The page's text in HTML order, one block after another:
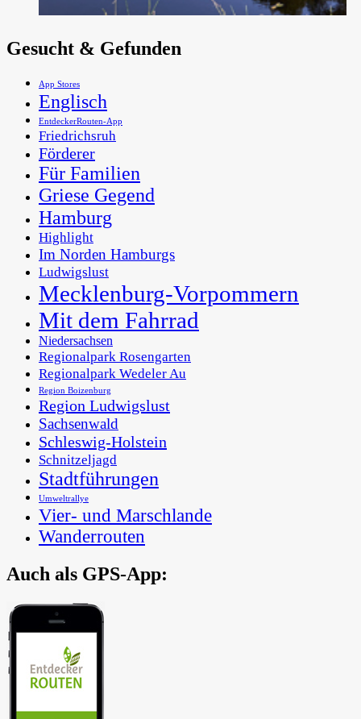
Gesucht & Gefunden
App Stores
Englisch
EntdeckerRouten-App
Friedrichsruh
Förderer
Für Familien
Griese Gegend
Hamburg
Highlight
Im Norden Hamburgs
Ludwigslust
Mecklenburg-Vorpommern
Mit dem Fahrrad
Niedersachsen
Regionalpark Rosengarten
Regionalpark Wedeler Au
Region Boizenburg
Region Ludwigslust
Sachsenwald
Schleswig-Holstein
Schnitzeljagd
Stadtführungen
Umweltrallye
Vier- und Marschlande
Wanderrouten
In der Metropolregion Hamburg
Auch als GPS-App: